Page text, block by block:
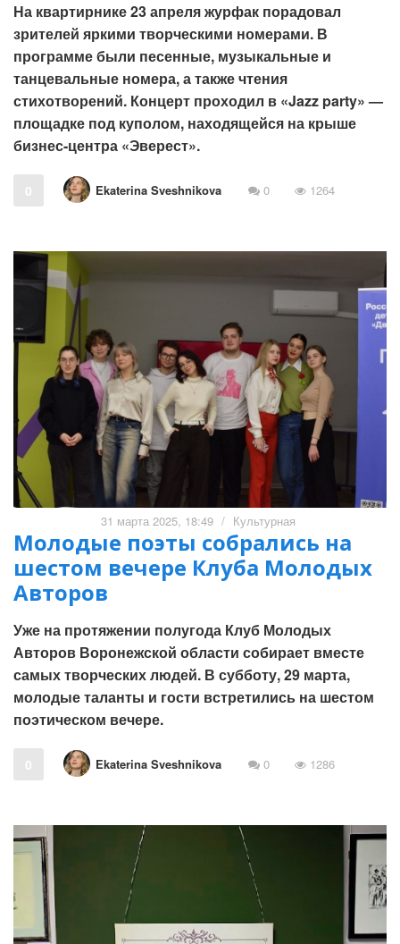
На квартирнике 23 апреля журфак порадовал
зрителей яркими творческими номерами. В
программе были песенные, музыкальные и
танцевальные номера, а также чтения
стихотворений. Концерт проходил в «Jazz party» —
площадке под куполом, находящейся на крыше
бизнес-центра «Эверест».
0 Ekaterina Sveshnikova 0 1264
31 марта 2025, 18:49 / Культурная
Молодые поэты собрались на
шестом вечере Клуба Молодых
Авторов
Уже на протяжении полугода Клуб Молодых
Авторов Воронежской области собирает вместе
самых творческих людей. В субботу, 29 марта,
молодые таланты и гости встретились на шестом
поэтическом вечере.
0 Ekaterina Sveshnikova 0 1286